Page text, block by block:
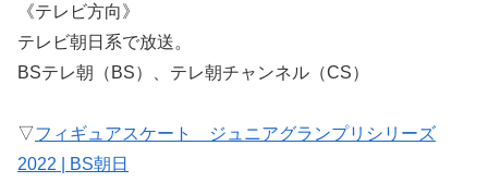
《テレビ方向》
テレビ朝日系で放送。
BSテレ朝（BS）、テレ朝チャンネル（CS）
▽フィギュアスケート ジュニアグランプリシリーズ
2022 | BS朝日